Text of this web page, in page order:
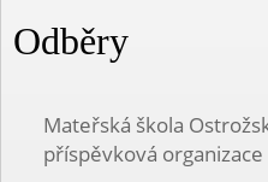
Odběry
Mateřská škola
příspěvková organizace